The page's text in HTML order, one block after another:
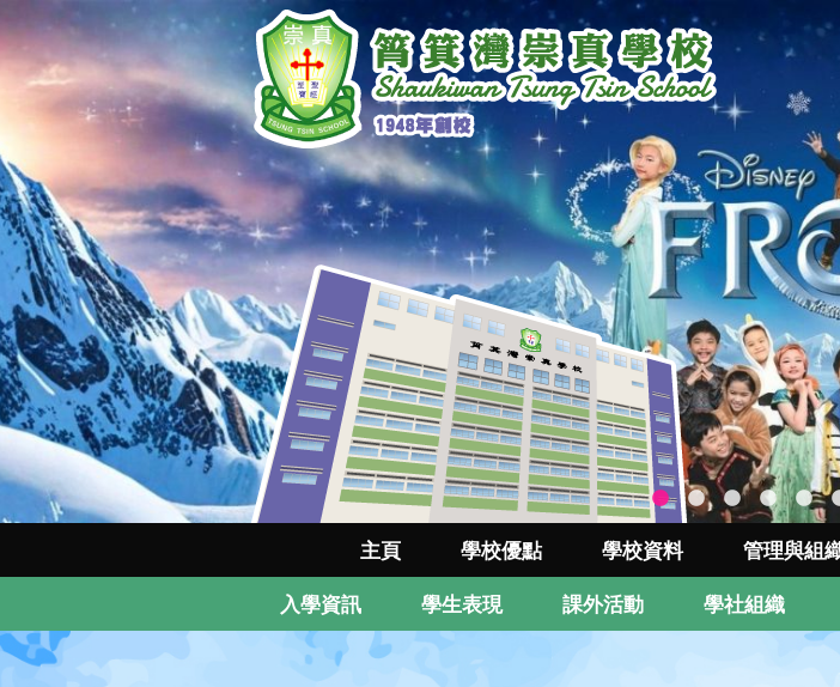
主頁 學校優點 學校資料 管理與組
入學資訊 學生表現 課外活動 學社組織